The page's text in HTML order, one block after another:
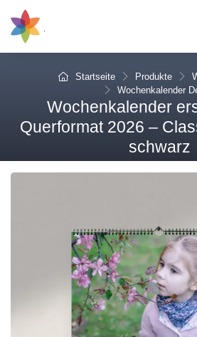
Startseite Produkte
Wochenkalender
Wochenkalender
Querformat 2026 –
schwarz